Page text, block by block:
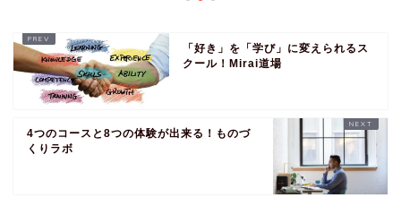
「好き」を「学び」に変えられるス
クール！Mirai道場
4つのコースと8つの体験が出来る！ものづ
くりラボ